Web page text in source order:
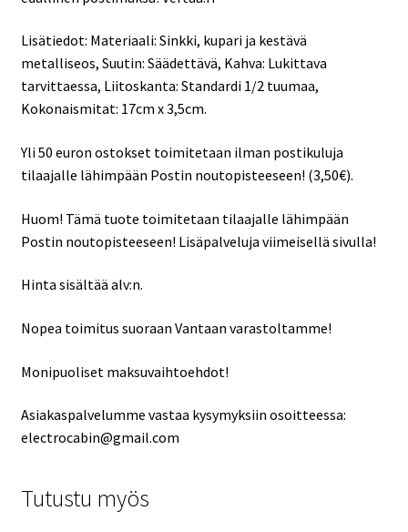
Lisätiedot: Materiaali: Sinkki, kupari ja kestävä
metalliseos, Suutin: Säädettävä, Kahva: Lukittava
tarvittaessa, Liitoskanta: Standardi 1/2 tuumaa,
Kokonaismitat: 17cm x 3,5cm.
Yli 50 euron ostokset toimitetaan ilman postikuluja
tilaajalle lähimpään Postin noutopisteeseen! (3,50€).
Huom! Tämä tuote toimitetaan tilaajalle lähimpään
Postin noutopisteeseen! Lisäpalveluja viimeisellä sivulla!
Hinta sisältää alv:n.
Nopea toimitus suoraan Vantaan varastoltamme!
Monipuoliset maksuvaihtoehdot!
Asiakaspalvelumme vastaa kysymyksiin osoitteessa:
electrocabin@gmail.com
Tutustu myös